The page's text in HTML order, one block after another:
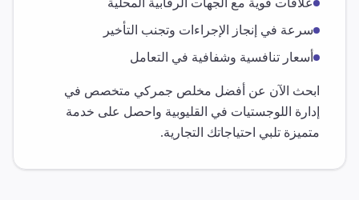
علاقات قوية مع الجهات الرقابية المحلية
سرعة في إنجاز الإجراءات وتجنب التأخير
أسعار تنافسية وشفافية في التعامل
ابحث الآن عن أفضل مخلص جمركي متخصص في
إدارة اللوجستيات في القليوبية واحصل على خدمة
متميزة تلبي احتياجاتك التجارية.